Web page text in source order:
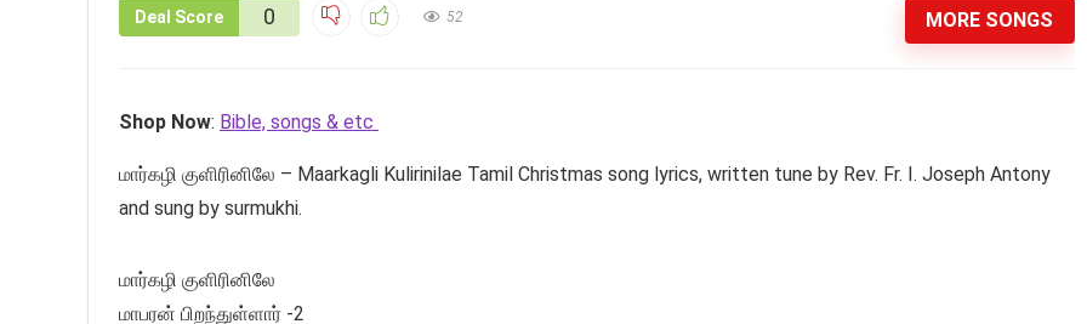
Deal Score 0 52 MORE SONGS
Shop Now: Bible, songs & etc
மார்கழி குளிரினிலே – Maarkagli Kulirinilae Tamil Christmas song lyrics, written tune by Rev. Fr. I. Joseph Antony
and sung by surmukhi.
மார்கழி குளிரினிலே
மாபரன் பிறந்துள்ளார் -2